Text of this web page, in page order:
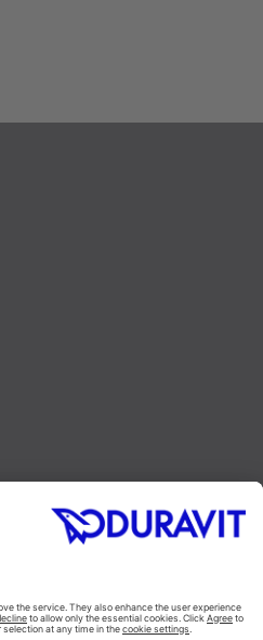
Instagram
RSS-Feed